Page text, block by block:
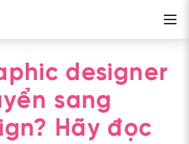
designer
sang
Hãy đọc